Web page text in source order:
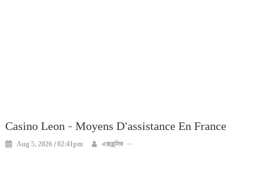
Casino Leon – Moyens D’assistance En France
Aug 5, 2026 / 02:41pm এক্সক্লুসিভ